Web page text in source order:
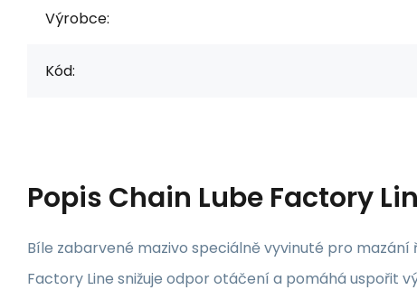
Výrobce:
Kód:
Popis Chain Lube Factory
Bíle zabarvené mazivo speciálně vyvinuté pro mazání
Factory Line snižuje odpor otáčení a pomáhá uspořit